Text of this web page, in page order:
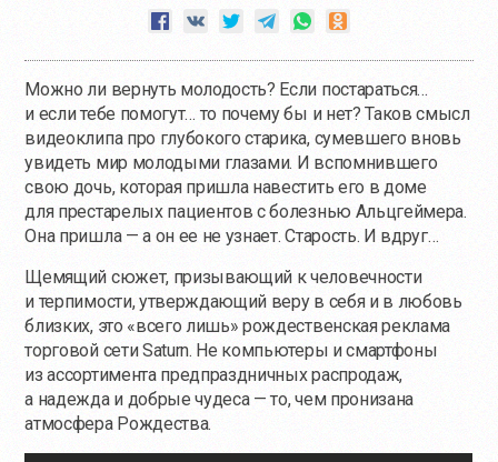
Можно ли вернуть молодость? Если постараться…
и если тебе помогут… то почему бы и нет? Таков смысл
видеоклипа про глубокого старика, сумевшего вновь
увидеть мир молодыми глазами. И вспомнившего
свою дочь, которая пришла навестить его в доме
для престарелых пациентов с болезнью Альцгеймера.
Она пришла — а он ее не узнает. Старость. И вдруг…
Щемящий сюжет, призывающий к человечности
и терпимости, утверждающий веру в себя и в любовь
близких, это «всего лишь» рождественская реклама
торговой сети Saturn. Не компьютеры и смартфоны
из ассортимента предпраздничных распродаж,
а надежда и добрые чудеса — то, чем пронизана
атмосфера Рождества.